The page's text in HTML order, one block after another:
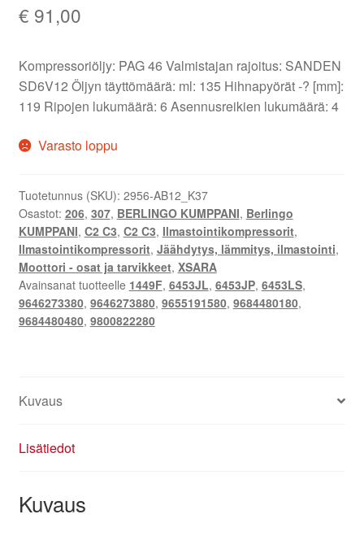
€ 91,00
Kompressoriöljy: PAG 46 Valmistajan rajoitus: SANDEN
SD6V12 Öljyn täyttömäärä: ml: 135 Hihnapyörät -? [mm]:
119 Ripojen lukumäärä: 6 Asennusreikien lukumäärä: 4
Varasto loppu
Tuotetunnus (SKU): 2956-AB12_K37
Osastot: 206, 307, BERLINGO KUMPPANI, Berlingo
KUMPPANI, C2 C3, C2 C3, Ilmastointikompressorit,
Ilmastointikompressorit, Jäähdytys, lämmitys, ilmastointi,
Moottori - osat ja tarvikkeet, XSARA
Avainsanat tuotteelle 1449F, 6453JL, 6453JP, 6453LS,
9646273380, 9646273880, 9655191580, 9684480180,
9684480480, 9800822280
Kuvaus
Lisätiedot
Kuvaus